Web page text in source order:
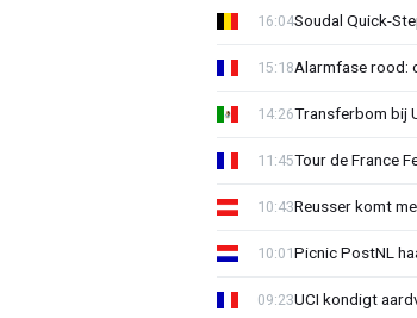
Soudal Quick-
16:04
Alarmfase rood:
15:18
Transferbom bij
14:26
Tour de France
11:45
Reusser komt
10:43
Picnic PostNL
10:01
UCI kondigt
09:23